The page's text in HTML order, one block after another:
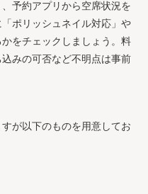
予約アプリから空席状況を
ポリッシュネイル対応」や
をチェックしましょう。料
みの可否など不明点は事前
が以下のものを用意してお